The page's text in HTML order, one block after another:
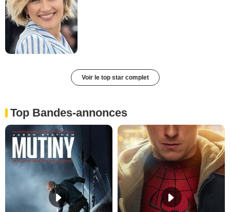
Voir le top star complet
Top Bandes-annonces